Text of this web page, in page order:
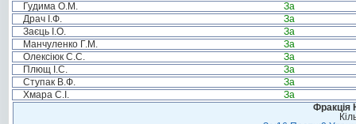
Гудима О.М.
За
Драч І.Ф.
За
Заєць І.О.
За
Манчуленко Г.М.
За
Олексіюк С.С.
За
Плющ І.С.
За
Ступак В.Ф.
За
Хмара С.І.
За
Фракція